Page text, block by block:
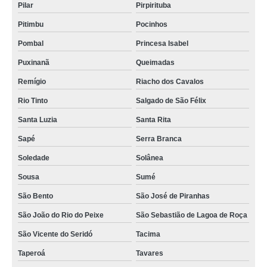
sala para coworking valor Paulista
alugar salas coworking Recife
alugar salas coworking valor Puxinanã
coworking sala preço Campina Grande
sala coworkings preço Recife
coworking salas individuais valor Eusébio
aluguel sala coworking Camaragibe
onde tem salas de reunião coworkings Recife
preço de alugar salas coworking Alhandra
onde tem sala individual coworking para reunião Gado Bravo
preço de sala coworkings Cabo de Santo Agostinho
Pilar Pirpirituba
Pitimbu Pocinhos
Pombal Princesa Isabel
Puxinanã Queimadas
Remígio Riacho dos Cavalos
Rio Tinto Salgado de São Félix
Santa Luzia Santa Rita
Sapé Serra Branca
Soledade Solânea
Sousa Sumé
São Bento São José de Piranhas
São João do Rio do Peixe São Sebastião de Lagoa de Roça
São Vicente do Seridó Tacima
Taperoá Tavares